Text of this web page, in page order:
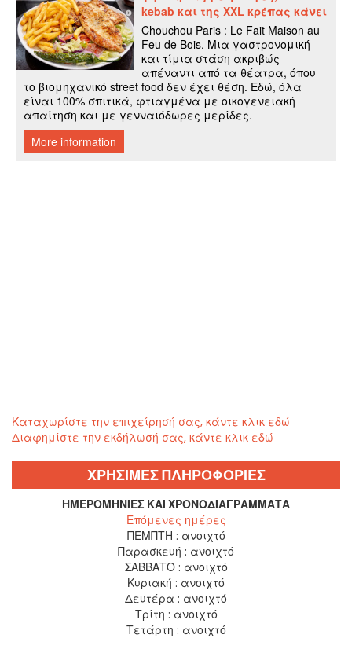
Καταχωρίστε την επιχείρησή σας, κάντε κλικ εδώ
Διαφημίστε την εκδήλωσή σας, κάντε κλικ εδώ
ΧΡΗΣΙΜΕΣ ΠΛΗΡΟΦΟΡΙΕΣ
ΗΜΕΡΟΜΗΝΊΕΣ ΚΑΙ ΧΡΟΝΟΔΙΑΓΡΆΜΜΑΤΑ
Επόμενες ημέρες
ΠΕΜΠΤΗ : ανοιχτό
Παρασκευή : ανοιχτό
ΣΑΒΒΑΤΟ : ανοιχτό
Κυριακή : ανοιχτό
Δευτέρα : ανοιχτό
Τρίτη : ανοιχτό
Τετάρτη : ανοιχτό